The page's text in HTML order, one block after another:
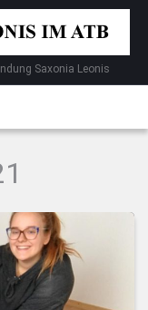
Saxonia Leonis